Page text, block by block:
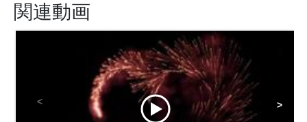
関連動画